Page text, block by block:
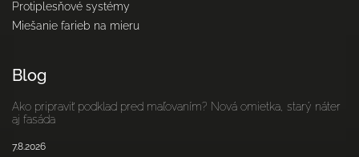
Protiplesňové systémy
Miešanie farieb na mieru
Blog
Ako pripraviť podklad pred maľovaním? Nová omietka, starý náter
aj fasáda
7.8.2026